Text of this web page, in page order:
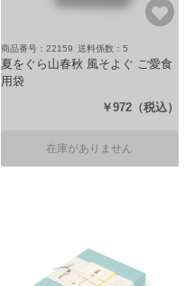
商品番号：22159 送料係数：5
夏をぐら山春秋 風そよぐ ご愛食
用袋
￥972 （税込）
在庫がありません